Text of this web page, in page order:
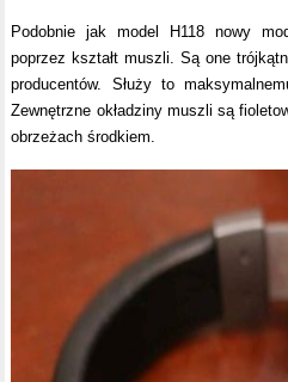
Podobnie jak model H118 nowy
poprzez kształt muszli. Są one
producentów. Służy to
Zewnętrzne okładziny muszli są
obrzeżach środkiem.